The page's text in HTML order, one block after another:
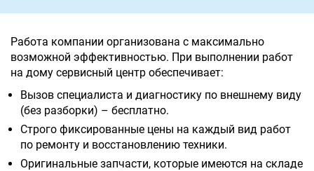
Работа компании организована с максимально
возможной эффективностью. При выполнении работ
на дому сервисный центр обеспечивает:
Вызов специалиста и диагностику по внешнему виду
(без разборки) – бесплатно.
Строго фиксированные цены на каждый вид работ
по ремонту и восстановлению техники.
Оригинальные запчасти, которые имеются на складе